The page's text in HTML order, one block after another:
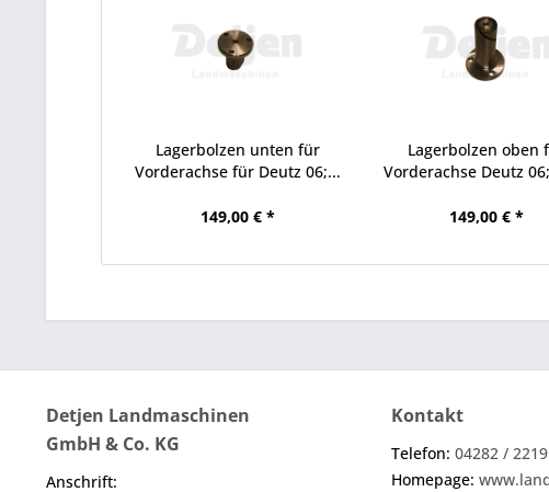
Lagerbolzen unten für
Vorderachse für Deutz 06;...
149,00 € *
Lagerbolzen oben
Vorderachse Deutz
149,00 € *
Detjen Landmaschinen
GmbH & Co. KG
Anschrift:
Kontakt
Telefon: 04282 / 2219
Homepage: